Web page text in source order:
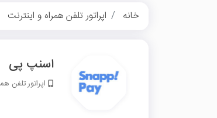
خانه اپراتور تلفن همراه و اینترنت
اسنپ پی
اپراتور تلفن